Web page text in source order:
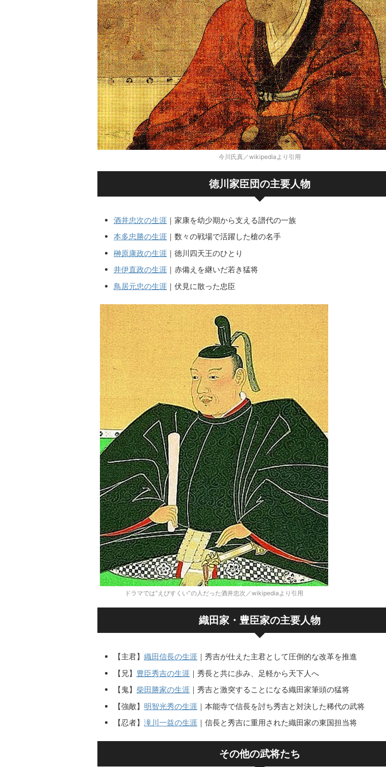
今川氏真／wikipediaより引用
徳川家臣団の主要人物
酒井忠次の生涯 ｜家康を幼少期から支える譜代の一族
本多忠勝の生涯 ｜数々の戦場で活躍した槍の名手
榊原康政の生涯 ｜徳川四天王のひとり
井伊直政の生涯 ｜赤備えを継いだ若き猛将
鳥居元忠の生涯 ｜伏見に散った忠臣
ドラマでは“えびすくい”の人だった酒井忠次／wikipediaより引用
織田家・豊臣家の主要人物
【主君】 織田信長の生涯 ｜秀吉が仕えた主君として圧倒的な改革を推進
【兄】 豊臣秀吉の生涯 ｜秀長と共に歩み、足軽から天下人へ
【鬼】 柴田勝家の生涯 ｜秀吉と激突することになる織田家筆頭の猛将
【強敵】 明智光秀の生涯 ｜本能寺で信長を討ち秀吉と対決した稀代の武将
【忍者】 滝川一益の生涯 ｜信長と秀吉に重用された織田家の東国担当将
その他の武将たち